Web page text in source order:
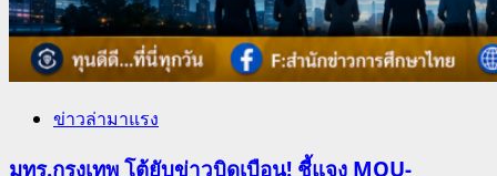
ข่าวล่ามาแรง
มทร.กรุงเทพ โต้ยับข่าวบิดเบือน! ชี้แจง MOU-